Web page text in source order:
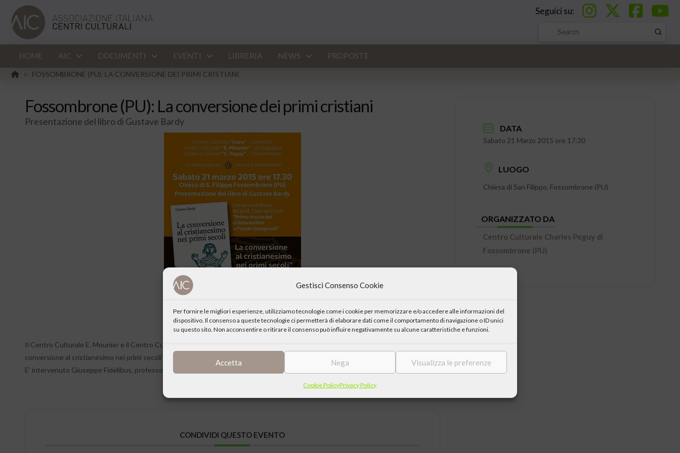
Gestisci Consenso Cookie
Per fornire le migliori esperienze, utilizziamo tecnologie come i cookie per memorizzare e/o accedere alle informazioni del
dispositivo. Il consenso a queste tecnologie ci permetterà di elaborare dati come il comportamento di navigazione o ID unici
su questo sito. Non acconsentire o ritirare il consenso può influire negativamente su alcune caratteristiche e funzioni.
Accetta Nega Visualizza le preferenze
Cookie PolicyPrivacy Policy
Seguici su:
Search
Submit
HOME AIC DOCUMENTI EVENTI LIBRERIA NEWS PROPOSTE
HOME
> FOSSOMBRONE (PU): LA CONVERSIONE DEI PRIMI CRISTIANI
Fossombrone (PU): La conversione dei primi cristiani
Presentazione del libro di Gustave Bardy
Il Centro Culturale E. Mounier e il Centro Culturale Charles Péguy sono stati tra gli organizzatori della presentazione del libro ” La
conversione al cristianesimo nei primi secoli” di Gustave Bardy (Jaka Book, 2002).
E’ intervenuto Giuseppe Fidelibus, professore di Filosofia all’Uiversità degli Studi di Chieti.
CONDIVIDI QUESTO EVENTO
DATA
Sabato 21 Marzo 2015 ore 17:30
LUOGO
Chiesa di San Filippo, Fossombrone (PU)
ORGANIZZATO DA
Centro Culturale Charles Peguy di
Fossombrone (PU)